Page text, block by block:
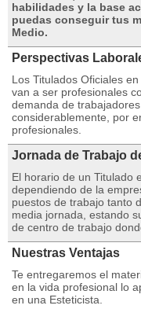
habilidades y la base
puedas conseguir tus
Medio.
Perspectivas
Los Titulados Oficiales
van a ser profesionales
demanda de
considerablemente, por
profesionales.
Jornada de Trabajo
El horario de un Titulado
dependiendo de la
puestos de trabajo tanto
media jornada, estando
de centro de trabajo
Nuestras Ventajas
Te entregaremos el
en la vida profesional lo
en una Esteticista.